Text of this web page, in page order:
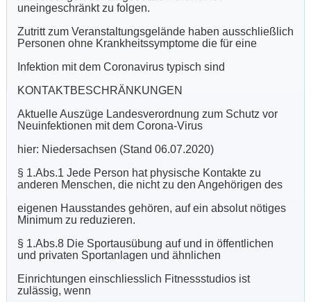
uneingeschränkt zu folgen.
Zutritt zum Veranstaltungsgelände haben ausschließlich
Personen ohne Krankheitssymptome die für eine
Infektion mit dem Coronavirus typisch sind
KONTAKTBESCHRÄNKUNGEN
Aktuelle Auszüge Landesverordnung zum Schutz vor
Neuinfektionen mit dem Corona-Virus
hier: Niedersachsen (Stand 06.07.2020)
§ 1.Abs.1 Jede Person hat physische Kontakte zu
anderen Menschen, die nicht zu den Angehörigen des
eigenen Hausstandes gehören, auf ein absolut nötiges
Minimum zu reduzieren.
§ 1.Abs.8 Die Sportausübung auf und in öffentlichen
und privaten Sportanlagen und ähnlichen
Einrichtungen einschliesslich Fitnessstudios ist
zulässig, wenn